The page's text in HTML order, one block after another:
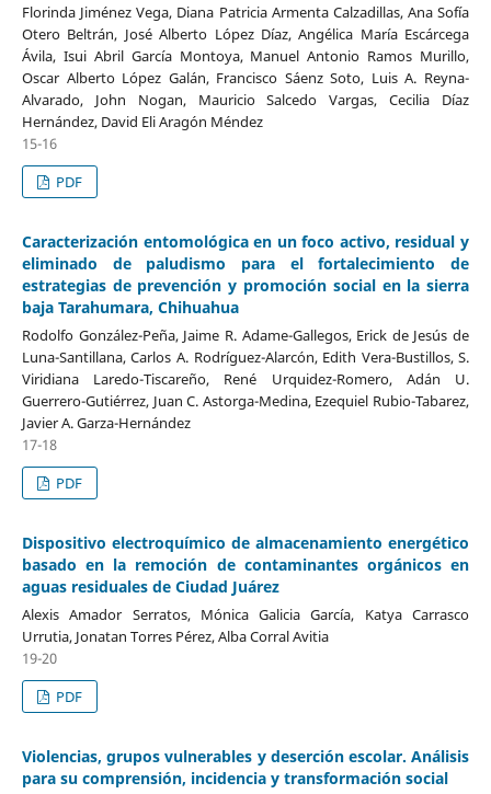
Florinda Jiménez Vega, Diana Patricia Armenta Calzadillas, Ana Sofía
Otero Beltrán, José Alberto López Díaz, Angélica María Escárcega
Ávila, Isui Abril García Montoya, Manuel Antonio Ramos Murillo,
Oscar Alberto López Galán, Francisco Sáenz Soto, Luis A. Reyna-
Alvarado, John Nogan, Mauricio Salcedo Vargas, Cecilia Díaz
Hernández, David Eli Aragón Méndez
15-16
PDF
Caracterización entomológica en un foco activo, residual y
eliminado de paludismo para el fortalecimiento de
estrategias de prevención y promoción social en la sierra
baja Tarahumara, Chihuahua
Rodolfo González-Peña, Jaime R. Adame-Gallegos, Erick de Jesús de
Luna-Santillana, Carlos A. Rodríguez-Alarcón, Edith Vera-Bustillos, S.
Viridiana Laredo-Tiscareño, René Urquidez-Romero, Adán U.
Guerrero-Gutiérrez, Juan C. Astorga-Medina, Ezequiel Rubio-Tabarez,
Javier A. Garza-Hernández
17-18
PDF
Dispositivo electroquímico de almacenamiento energético
basado en la remoción de contaminantes orgánicos en
aguas residuales de Ciudad Juárez
Alexis Amador Serratos, Mónica Galicia García, Katya Carrasco
Urrutia, Jonatan Torres Pérez, Alba Corral Avitia
19-20
PDF
Violencias, grupos vulnerables y deserción escolar. Análisis
para su comprensión, incidencia y transformación social